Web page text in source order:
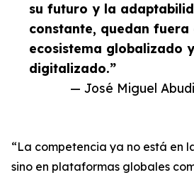
su futuro y la
constante, quedan fuera
ecosistema globalizado y
digitalizado.”
— José Miguel
“La competencia ya no está en
sino en plataformas globales